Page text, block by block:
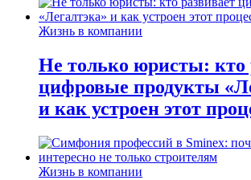
Жизнь в компании
Не только юристы: кто
цифровые продукты
и как устроен этот
Жизнь в компании